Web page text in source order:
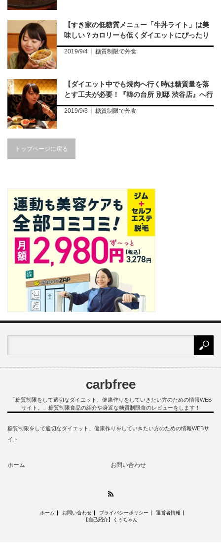
【すき家の低糖質メニュー「牛丼ライト」は美
味しい？カロリーも低くダイエットにぴったり
なメニュー】
2019/9/4 糖質制限で外食
【ダイエット中でも焼肉へ行く時は糖質量を落
とす工夫が必要！『韓の台所 別邸 渋谷店』へ行
って来ました。】
2019/9/3 糖質制限で外食
トップページに戻る
carbfree
「糖質制限をして適切なダイエット、健康作りをしていきたい方のための情報WEB
サイト。」糖質制限食品の紹介や身近な糖質制限食のレビューをします！
糖質制限をして適切なダイエット、健康作りをしていきたい方のための情報WEBサ
イト
ホーム お問い合わせ
ホーム お問い合わせ プライバシーポリシー
運営者情報
【自己紹介】くぅちゃん